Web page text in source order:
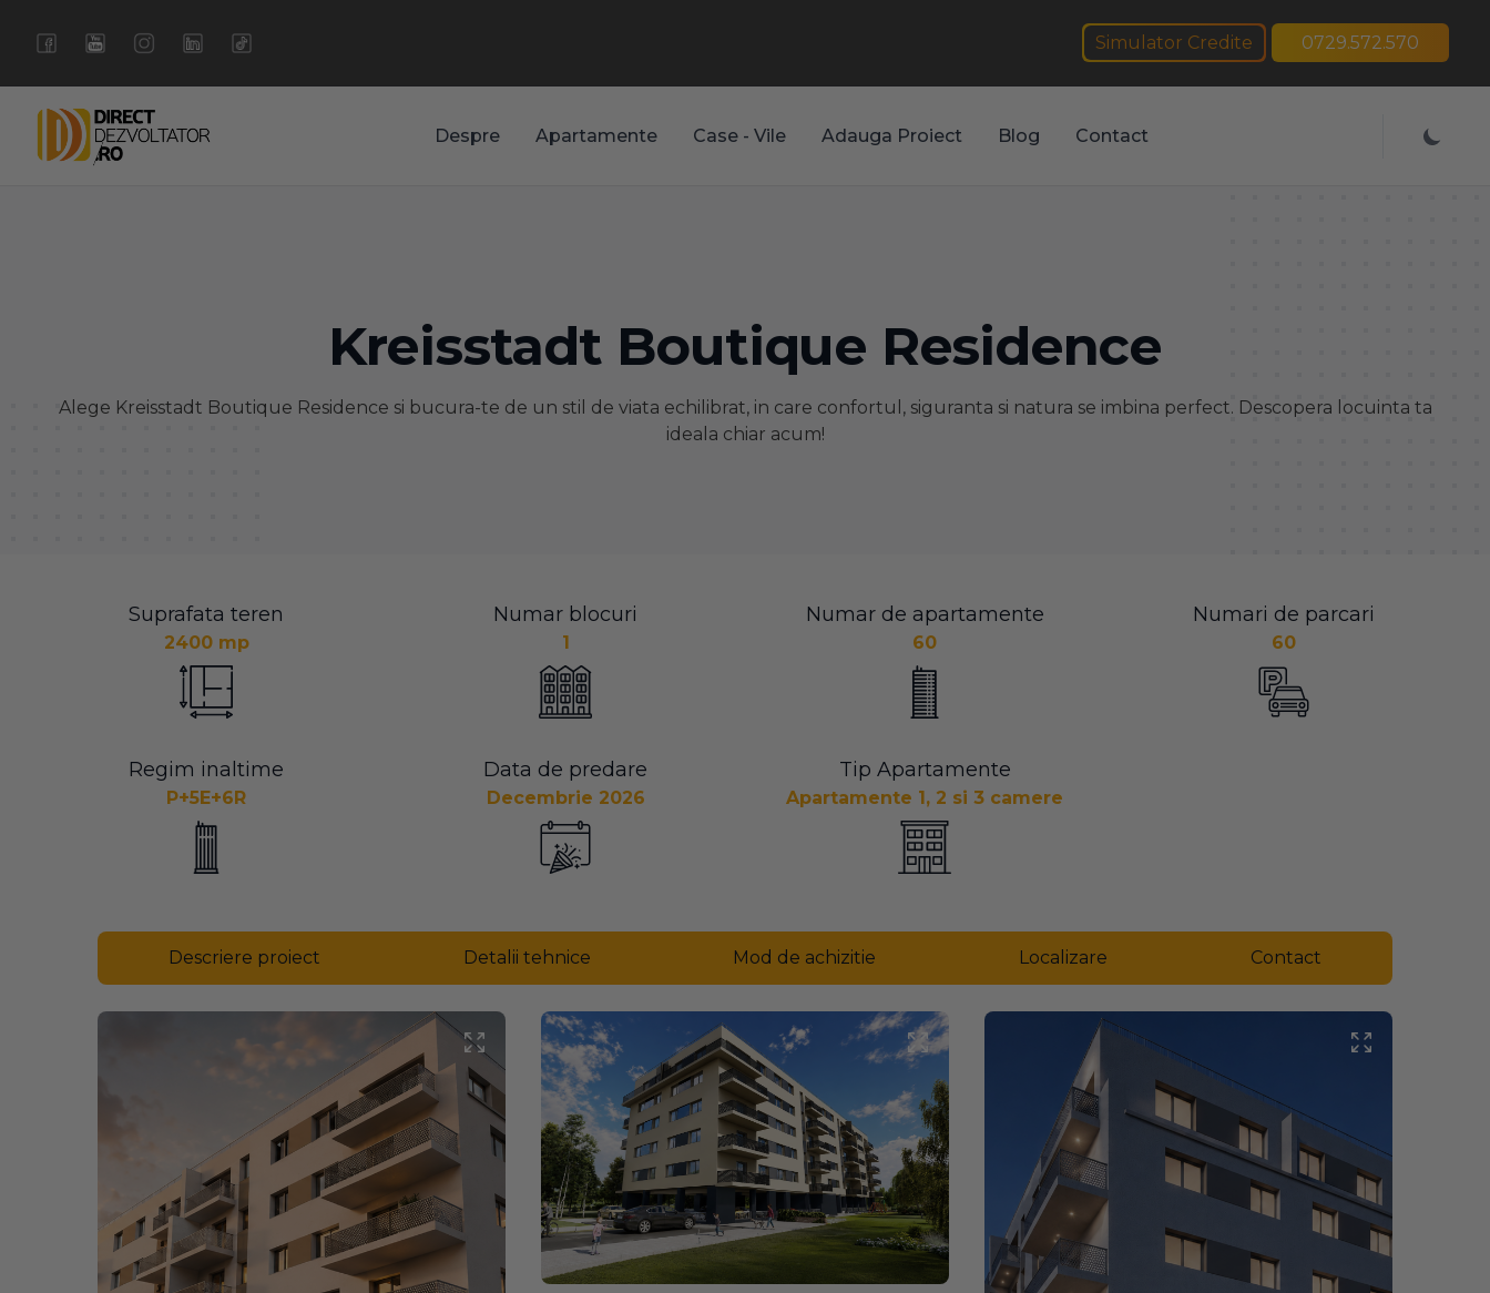
Simulator Credite 0729.572.570
Despre Apartamente Case - Vile Adauga Proiect Blog Contact
Kreisstadt Boutique Residence
Alege Kreisstadt Boutique Residence si bucura-te de un stil de viata echilibrat, in care confortul, siguranta si natura se imbina perfect. Descopera locuinta ta
ideala chiar acum!
Suprafata teren
2400 mp
Numar blocuri
1
Numar de apartamente
60
Numari de parcari
60
Regim inaltime
P+5E+6R
Data de predare
Decembrie 2026
Tip Apartamente
Apartamente 1, 2 si 3 camere
Descriere proiect Detalii tehnice Mod de achizitie Localizare Contact